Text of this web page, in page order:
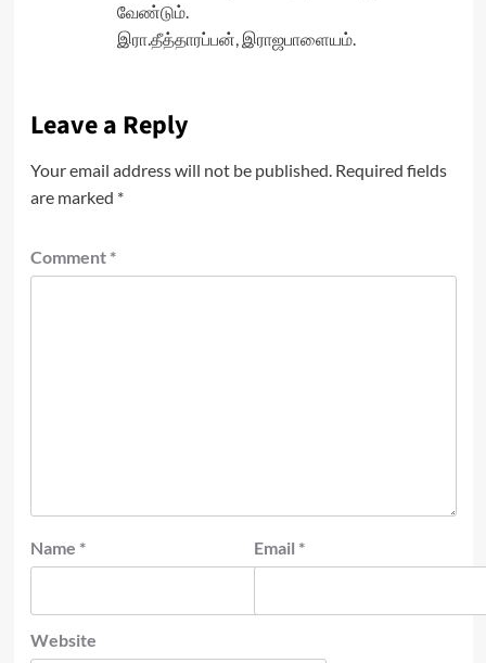
வேண்டும்.
இரா.தீத்தாரப்பன், இராஜபாளையம்.
Leave a Reply
Your email address will not be published. Required fields
are marked *
Comment *
Name * Email *
Website